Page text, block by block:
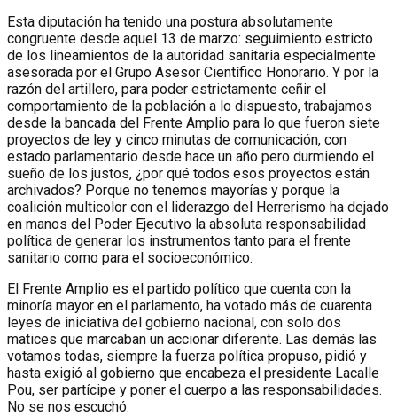
Esta diputación ha tenido una postura absolutamente
congruente desde aquel 13 de marzo: seguimiento estricto
de los lineamientos de la autoridad sanitaria especialmente
asesorada por el Grupo Asesor Científico Honorario. Y por la
razón del artillero, para poder estrictamente ceñir el
comportamiento de la población a lo dispuesto, trabajamos
desde la bancada del Frente Amplio para lo que fueron siete
proyectos de ley y cinco minutas de comunicación, con
estado parlamentario desde hace un año pero durmiendo el
sueño de los justos, ¿por qué todos esos proyectos están
archivados? Porque no tenemos mayorías y porque la
coalición multicolor con el liderazgo del Herrerismo ha dejado
en manos del Poder Ejecutivo la absoluta responsabilidad
política de generar los instrumentos tanto para el frente
sanitario como para el socioeconómico.
El Frente Amplio es el partido político que cuenta con la
minoría mayor en el parlamento, ha votado más de cuarenta
leyes de iniciativa del gobierno nacional, con solo dos
matices que marcaban un accionar diferente. Las demás las
votamos todas, siempre la fuerza política propuso, pidió y
hasta exigió al gobierno que encabeza el presidente Lacalle
Pou, ser partícipe y poner el cuerpo a las responsabilidades.
No se nos escuchó.